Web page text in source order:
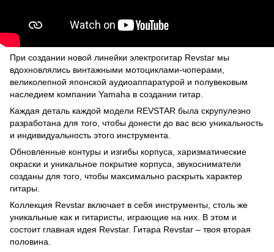
При создании новой линейки электрогитар Revstar мы
вдохновлялись винтажными мотоциклами-чоперами,
великолепной японской аудиоаппаратурой и полувековым
наследием компании Yamaha в создании гитар.
Каждая деталь каждой модели REVSTAR была скрупулезно
разработана для того, чтобы донести до вас всю уникальность
и индивидуальность этого инструмента.
Обновленные контуры и изгибы корпуса, харизматические
окраски и уникальное покрытие корпуса, звукосниматели
созданы для того, чтобы максимально раскрыть характер
гитары.
Коллекция Revstar включает в себя инструменты, столь же
уникальные как и гитаристы, играющие на них. В этом и
состоит главная идея Revstar. Гитара Revstar – твоя вторая
половина.